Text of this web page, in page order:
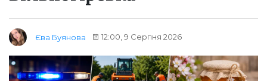
Єва Буянова 12:00, 9 Серпня 2026